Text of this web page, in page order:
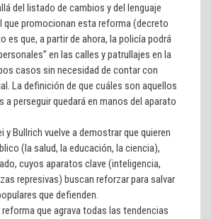
del listado de cambios y del lenguaje
promocionan esta reforma (decreto
es que, a partir de ahora, la policía podrá
en las calles y patrullajes en la
casos sin necesidad de contar con
La definición de que cuáles son aquellos
perseguir quedará en manos del aparato
y Bullrich vuelve a demostrar que quieren
(la salud, la educación, la ciencia),
cuyos aparatos clave (inteligencia,
represivas) buscan reforzar para salvar
que defienden.
que agrava todas las tendencias